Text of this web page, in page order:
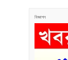
বিজ্ঞাপন